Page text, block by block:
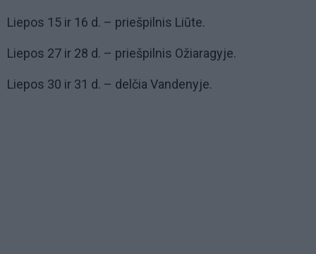
Liepos 15 ir 16 d. – priešpilnis Liūte.
Liepos 27 ir 28 d. – priešpilnis Ožiaragyje.
Liepos 30 ir 31 d. – delčia Vandenyje.